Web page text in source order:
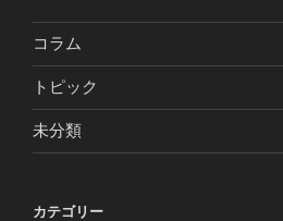
コラム
トピック
未分類
カテゴリー